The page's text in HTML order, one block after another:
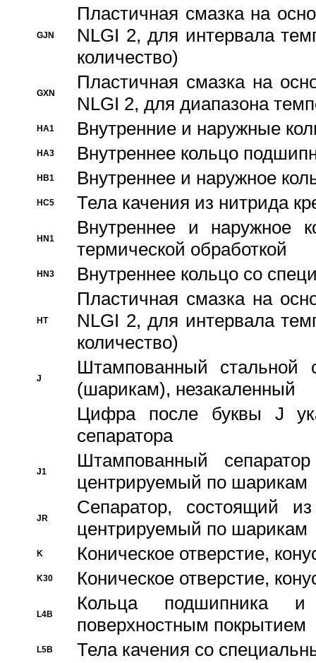
GJN
Пластичная смазка на
NLGI 2, для интервала
количество)
GXN
Пластичная смазка на
NLGI 2, для диапазона
HA1 Внутренние и наружные
HA3 Bнутреннее кольцо
HB1 Bнутреннее и наружное
HC5 Тела качения из нитрида
HN1
Bнутреннее и наружное
термической обработкой
HN3 Внутреннее кольцо со
HT
Пластичная смазка на
NLGI 2, для интервала
количество)
J
Штампованный стальной
(шарикам), незакаленный
Цифра после буквы J
сепаратора
J1
Штампованный
центрируемый по шарикам
JR
Сепаратор, состоящий
центрируемый по шарикам
K Коническое отверстие,
K30 Коническое отверстие,
L4B
Кольца подшипника
поверхностным покрытием
L5B Тела качения со